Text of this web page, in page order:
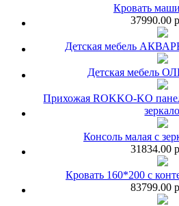
Кровать
37990.00
Детская мебель
Детская мебель
Прихожая ROKKO-KO
зеркало
Консоль малая с
31834.00
Кровать 160*200 с
83799.00